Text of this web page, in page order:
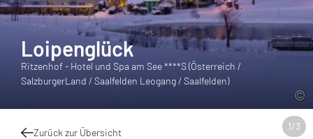
1/3
Loipenglück
Ritzenhof - Hotel und Spa am See ****S (Österreich /
SalzburgerLand / Saalfelden Leogang / Saalfelden)
Zurück zur Übersicht